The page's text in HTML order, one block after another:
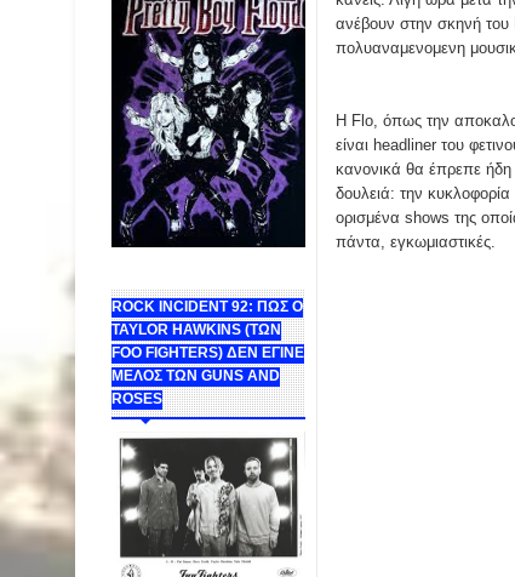
ROCK INCIDENT 92: ΠΩΣ Ο
TAYLOR HAWKINS (ΤΩΝ
FOO FIGHTERS) ΔΕΝ ΕΓΙΝΕ
ΜΕΛΟΣ ΤΩΝ GUNS AND
ROSES
ανέβουν στην σκηνή του
πολυαναμενομενη
Η Flo, όπως την
είναι headliner του
κανονικά θα έπρεπε ήδη
δουλειά: την
ορισμένα shows της
πάντα, εγκωμιαστικές.